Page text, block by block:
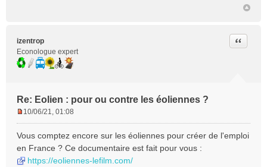
izentrop
Econologue expert
Re: Eolien : pour ou contre les éoliennes ?
Citer
s
s
a
10/06/21, 01:08
Vous comptez encore sur les éoliennes pour créer de l'emploi
en France ? Ce documentaire est fait pour vous :
https://eoliennes-lefilm.com/